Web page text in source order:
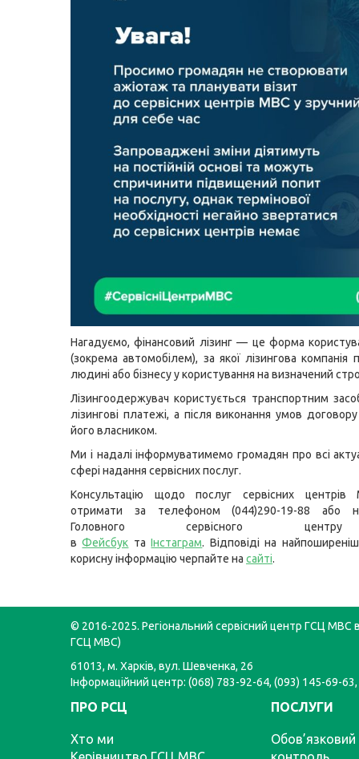
Нагадуємо, фінансовий лізинг — це форма
(зокрема автомобілем), за якої лізингова компанія
людині або бізнесу у користування на визначений
Лізингоодержувач користується транспортним
лізингові платежі, а після виконання умов
його власником.
Ми і надалі інформуватимемо громадян про всі
сфері надання сервісних послуг.
Консультацію щодо послуг сервісних
отримати за телефоном (044)290-19-88 або
Головного сервісного
в Фейсбук та Інстаграм. Відповіді на
корисну інформацію черпайте на сайті.
© 2016-2025. Регіональний сервісний центр ГСЦ МВС в
ГСЦ МВС)
61013, м. Харків, вул. Шевченка, 26
Інформаційний центр: (068) 783-92-64, (093) 145-69-
ПРО РСЦ
Хто ми
ПОСЛУГИ
Обов’язковий